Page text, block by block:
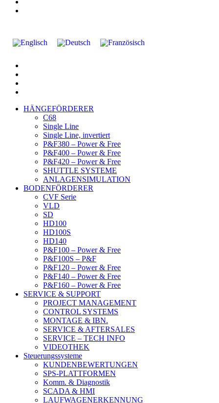
HÄNGEFÖRDERER
C68
Single Line
Single Line, invertiert
P&F380 – Power & Free
P&F400 – Power & Free
P&F420 – Power & Free
SHUTTLE SYSTEME
ANLAGENSIMULATION
BODENFÖRDERER
CVF Serie
VLD
SD
HD100
HD100S
HD140
P&F100 – Power & Free
P&F100S – P&F
P&F120 – Power & Free
P&F140 – Power & Free
P&F160 – Power & Free
SERVICE & SUPPORT
PROJECT MANAGEMENT
CONTROL SYSTEMS
MONTAGE & IBN.
SERVICE & AFTERSALES
SERVICE – TECH INFO
VIDEOTHEK
Steuerungssysteme
KUNDENBEWERTUNGEN
SPS-PLATTFORMEN
Komm. & Diagnostik
SCADA & HMI
LAUFWAGENERKENNUNG